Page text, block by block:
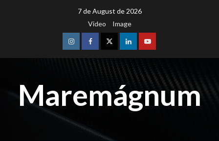
7 de August de 2026
Video
Image
InstagramFacebookTwitterLinkedinYoutube
Maremágnum